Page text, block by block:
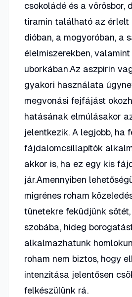
csokoládé és a vörösbor,
tiramin található az érlelt
dióban, a mogyoróban, a
élelmiszerekben,
uborkában.Az aszpirin
gyakori használata
megvonási fejfájást
hatásának elmúlásakor
jelentkezik. A legjobb, ha
fájdalomcsillapítók
akkor is, ha ez egy kis
jár.Amennyiben
migrénes roham
tünetekre feküdjünk
szobába, hideg
alkalmazhatunk
roham nem biztos, hogy
intenzitása jelentősen
felkészülünk rá.